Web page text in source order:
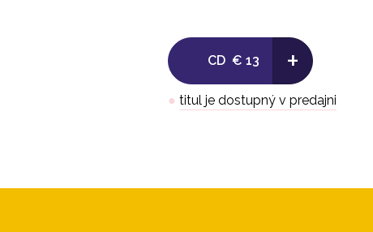
15. Ale jestem 3:17
16. Piosenka dla Stasia 4:42
CD € 13 +
● titul je dostupný v predajni